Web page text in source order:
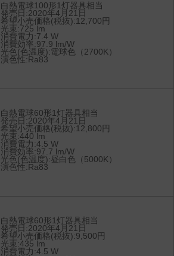
白熱電球100形1灯器具相当
発売日:2020年4月21日
希望小売価格(税抜):12,700円
光束:725 lm
消費電力:7.4 W
消費効率:97.9 lm/W
光色(色温度):電球色（2700K）
演色性:Ra83
白熱電球60形1灯器具相当
発売日:2020年4月21日
希望小売価格(税抜):12,800円
光束:440 lm
消費電力:4.5 W
消費効率:97.7 lm/W
光色(色温度):昼白色（5000K）
演色性:Ra83
白熱電球60形1灯器具相当
発売日:2020年4月21日
希望小売価格(税抜):9,500円
光束:435 lm
消費電力:4.5 W